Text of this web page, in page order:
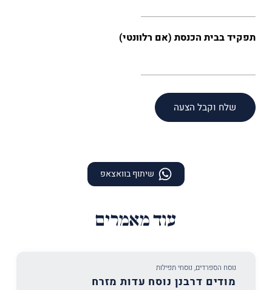
תפקיד בבית הכנסת (אם רלוונטי)
שיתוף בוואצאפ
עוד מאמרים
נוסח הספרדים, נוסחי תפילות
מודים דרבנן נוסח עדות מזרח